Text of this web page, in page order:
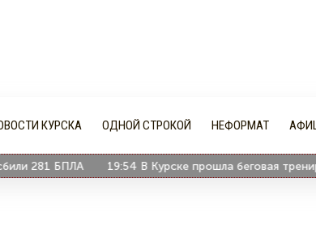
КУРСКА ОДНОЙ СТРОКОЙ НЕФОРМАТ
281 БПЛА 19:54 В Курске прошла беговая